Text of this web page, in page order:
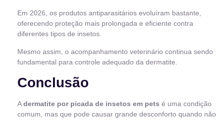
Em 2026, os produtos antiparasitários evoluíram bastante,
oferecendo proteção mais prolongada e eficiente contra
diferentes tipos de insetos.
Mesmo assim, o acompanhamento veterinário continua sendo
fundamental para controle adequado da dermatite.
Conclusão
Adermatite por picada de insetos em pets é uma condição
comum, mas que pode causar grande desconforto quando não